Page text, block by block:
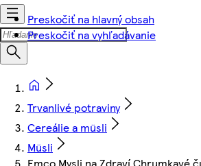
Preskočiť na hlavný obsah
Preskočiť na vyhľadávanie
Trvanlivé potraviny
Cereálie a müsli
Müsli